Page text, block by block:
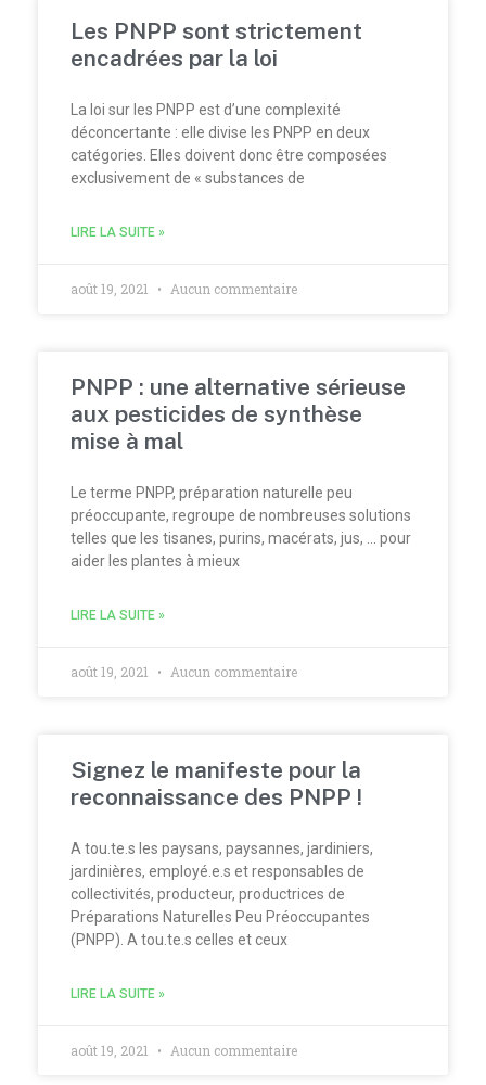
Les PNPP sont strictement
encadrées par la loi
La loi sur les PNPP est d’une complexité
déconcertante : elle divise les PNPP en deux
catégories. Elles doivent donc être composées
exclusivement de « substances de
LIRE LA SUITE »
août 19, 2021 Aucun commentaire
PNPP : une alternative sérieuse
aux pesticides de synthèse
mise à mal
Le terme PNPP, préparation naturelle peu
préoccupante, regroupe de nombreuses solutions
telles que les tisanes, purins, macérats, jus, … pour
aider les plantes à mieux
LIRE LA SUITE »
août 19, 2021 Aucun commentaire
Signez le manifeste pour la
reconnaissance des PNPP !
A tou.te.s les paysans, paysannes, jardiniers,
jardinières, employé.e.s et responsables de
collectivités, producteur, productrices de
Préparations Naturelles Peu Préoccupantes
(PNPP). A tou.te.s celles et ceux
LIRE LA SUITE »
août 19, 2021 Aucun commentaire